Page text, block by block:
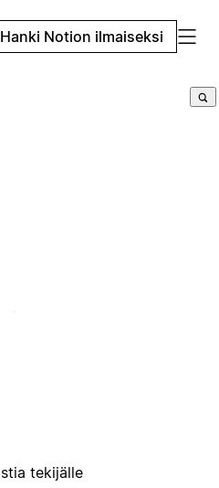
Hanki Notion ilmaiseksi
tekijälle